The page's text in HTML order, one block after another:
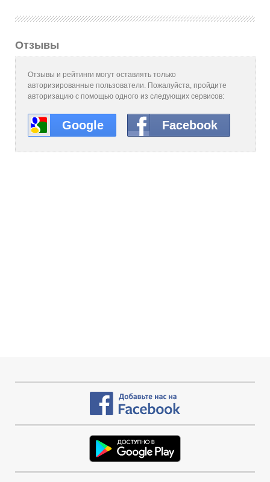
Отзывы
Отзывы и рейтинги могут оставлять только
авторизированные пользователи. Пожалуйста, пройдите
авторизацию с помощью одного из следующих сервисов:
Google Facebook